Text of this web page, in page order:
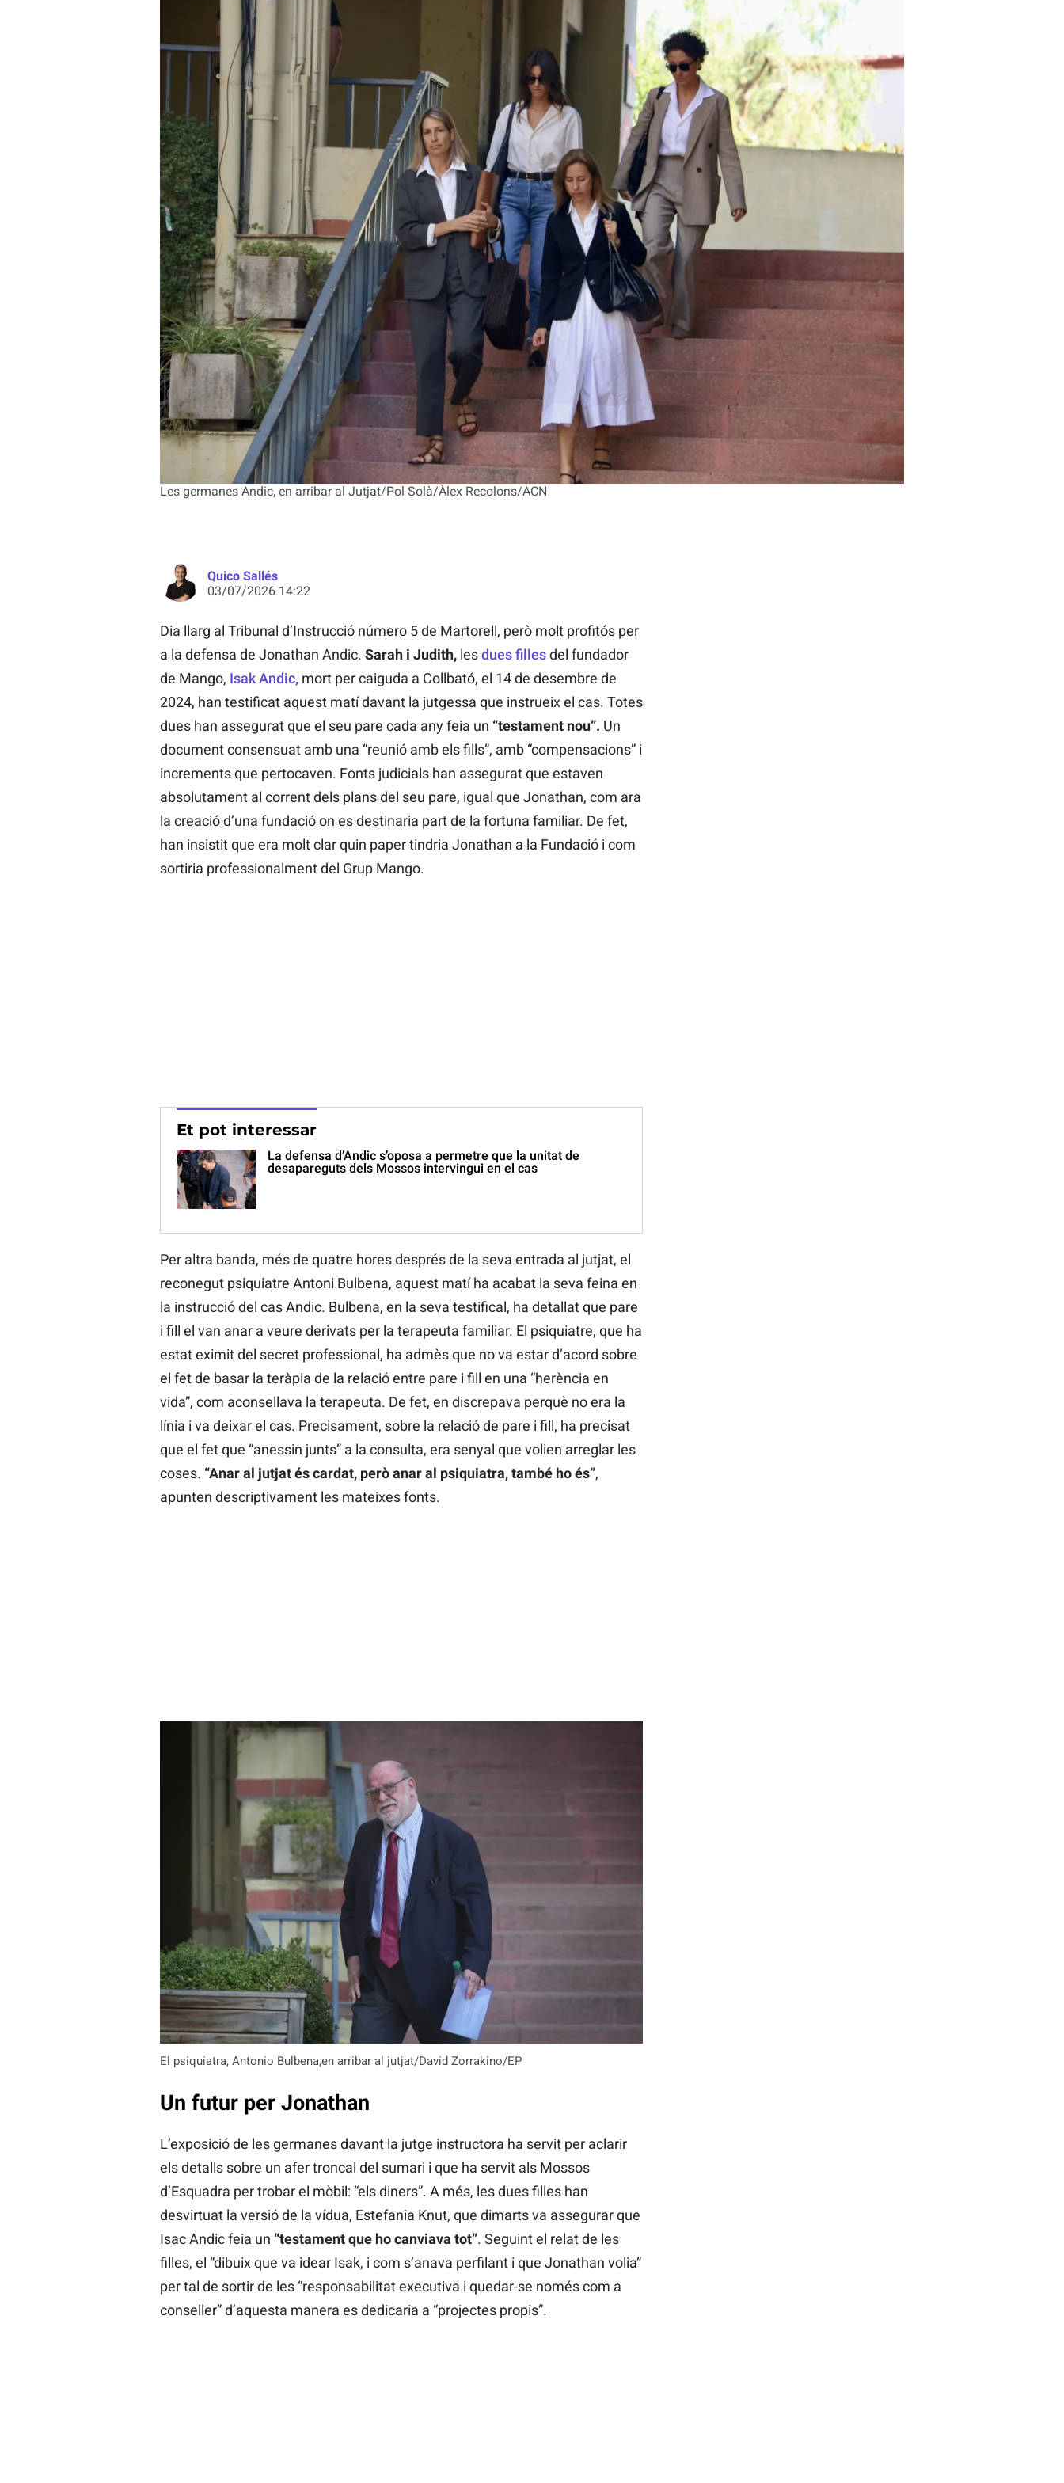
Les germanes Andic, en arribar al Jutjat/Pol Solà/Àlex Recolons/ACN
Quico Sallés
03/07/2026 14:22
Dia llarg al Tribunal d’Instrucció número 5 de Martorell, però molt profitós per
a la defensa de Jonathan Andic. Sarah i Judith,lesdues fillesdel fundador
de Mango, Isak Andic, mort per caiguda a Collbató, el 14 de desembre de
2024, han testificat aquest matí davant la jutgessa que instrueix el cas. Totes
dues han assegurat que el seu pare cada any feia un “testament nou”. Un
document consensuat amb una “reunió amb els fills”, amb “compensacions” i
increments que pertocaven. Fonts judicials han assegurat que estaven
absolutament al corrent dels plans del seu pare, igual que Jonathan, com ara
la creació d’una fundació on es destinaria part de la fortuna familiar. De fet,
han insistit que era molt clar quin paper tindria Jonathan a la Fundació i com
sortiria professionalment del Grup Mango.
Et pot interessar
La defensa d’Andic s’oposa a permetre que la unitat de
desapareguts dels Mossos intervingui en el cas
Per altra banda, més de quatre hores després de la seva entrada al jutjat, el
reconegut psiquiatre Antoni Bulbena, aquest matí ha acabat la seva feina en
la instrucció del cas Andic. Bulbena, en la seva testifical, ha detallat que pare
i fill el van anar a veure derivats per la terapeuta familiar. El psiquiatre, que ha
estat eximit del secret professional, ha admès que no va estar d’acord sobre
el fet de basar la teràpia de la relació entre pare i fill en una “herència en
vida”, com aconsellava la terapeuta. De fet, en discrepava perquè no era la
línia i va deixar el cas. Precisament, sobre la relació de pare i fill, ha precisat
que el fet que “anessin junts” a la consulta, era senyal que volien arreglar les
coses. “Anar al jutjat és cardat, però anar al psiquiatra, també ho és”,
apunten descriptivament les mateixes fonts.
El psiquiatra, Antonio Bulbena,en arribar al jutjat/David Zorrakino/EP
Un futur per Jonathan
L’exposició de les germanes davant la jutge instructora ha servit per aclarir
els detalls sobre un afer troncal del sumari i que ha servit als Mossos
d’Esquadra per trobar el mòbil: “els diners”. A més, les dues filles han
desvirtuat la versió de la vídua, Estefania Knut, que dimarts va assegurar que
Isac Andic feia un “testament que ho canviava tot”. Seguint el relat de les
filles, el “dibuix que va idear Isak, i com s’anava perfilant i que Jonathan volia”
per tal de sortir de les “responsabilitat executiva i quedar-se només com a
conseller” d’aquesta manera es dedicaria a “projectes propis”.